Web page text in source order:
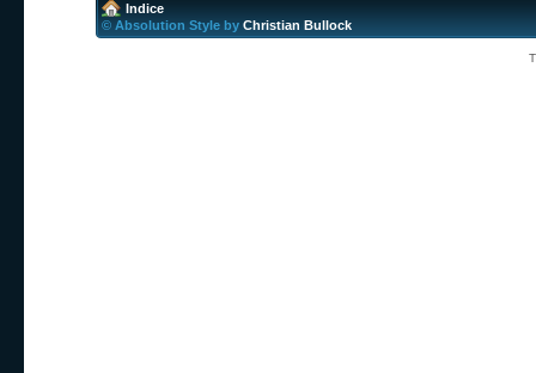
Indice
© Absolution Style by Christian Bullock